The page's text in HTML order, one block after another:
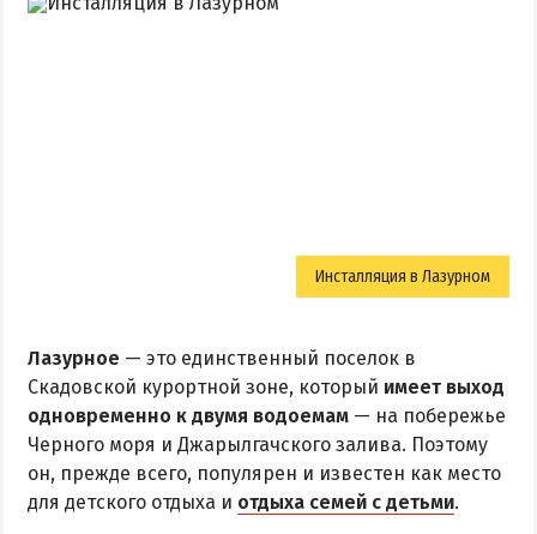
Инсталляция в Лазурном
Лазурное — это единственный поселок в
Скадовской курортной зоне, который имеет выход
одновременно к двумя водоемам — на побережье
Черного моря и Джарылгачского залива. Поэтому
он, прежде всего, популярен и известен как место
для детского отдыха и отдыха семей с детьми.